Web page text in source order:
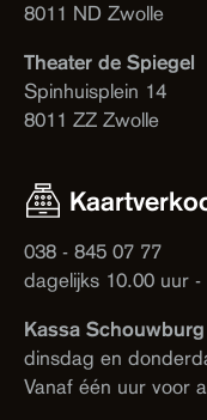
8011 ND Zwolle
Theater de Spiegel
Spinhuisplein 14
8011 ZZ Zwolle
038 - 845 07 77
dagelijks 10.00 uur
Kassa
dinsdag en
Vanaf één uur voor